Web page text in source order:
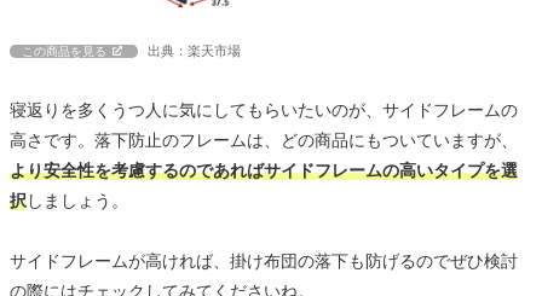
この商品を見る 出典：楽天市場
寝返りを多くうつ人に気にしてもらいたいのが、サイドフレームの
高さです。落下防止のフレームは、どの商品にもついていますが、
より安全性を考慮するのであればサイドフレームの高いタイプを選
択しましょう。
サイドフレームが高ければ、掛け布団の落下も防げるのでぜひ検討
の際にはチェックしてみてくださいね。